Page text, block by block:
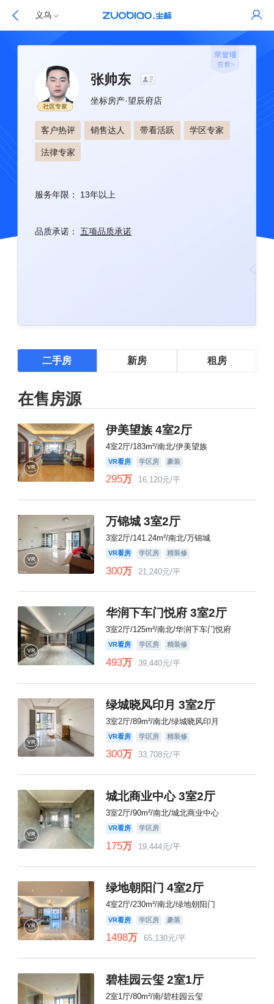
义乌
张帅东
坐标房产·望辰府店
客户热评 销售达人 带看活跃 学区专家
法律专家
服务年限： 13年以上
品质承诺： 五项品质承诺
二手房 新房 租房
在售房源
伊美望族 4室2厅
4室2厅/183m²/南北/伊美望族
VR看房 学区房 豪装
295万 16,120元/平
万锦城 3室2厅
3室2厅/141.24m²/南北/万锦城
VR看房 学区房 精装修
300万 21,240元/平
华润下车门悦府 3室2厅
3室2厅/125m²/南北/华润下车门悦府
VR看房 学区房 精装修
493万 39,440元/平
绿城晓风印月 3室2厅
3室2厅/89m²/南北/绿城晓风印月
VR看房 学区房 精装修
300万 33,708元/平
城北商业中心 3室2厅
3室2厅/90m²/南北/城北商业中心
VR看房 学区房
175万 19,444元/平
绿地朝阳门 4室2厅
4室2厅/230m²/南北/绿地朝阳门
VR看房 学区房 豪装
1498万 65,130元/平
碧桂园云玺 2室1厅
2室1厅/80m²/南/碧桂园云玺